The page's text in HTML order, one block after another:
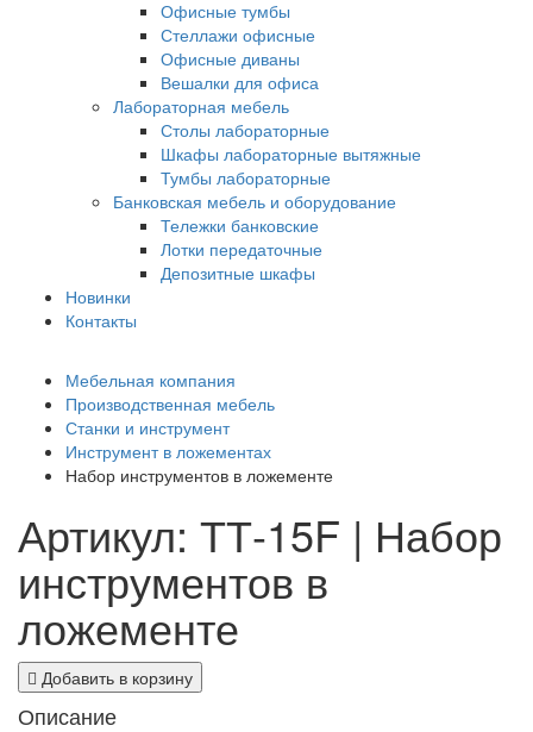
Офисные тумбы
Стеллажи офисные
Офисные диваны
Вешалки для офиса
Лабораторная мебель
Столы лабораторные
Шкафы лабораторные вытяжные
Тумбы лабораторные
Банковская мебель и оборудование
Тележки банковские
Лотки передаточные
Депозитные шкафы
Новинки
Контакты
Мебельная компания
Производственная мебель
Станки и инструмент
Инструмент в ложементах
Набор инструментов в ложементе
Артикул: ТТ-15F | Набор
инструментов в
ложементе
Добавить в корзину
Описание